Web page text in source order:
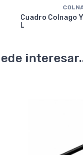
Cuadro Colnago
L